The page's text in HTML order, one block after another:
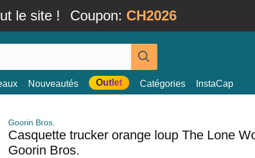
le site ! Coupon: CH2026
Nouveautés Outlet Catégories InstaCap
Goorin Bros.
Casquette trucker orange loup The Lone
Goorin Bros.